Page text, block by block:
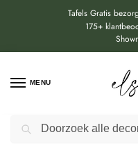
Tafels Gratis
175+
MENU
Door de bouwvakperiode
circa 3 weken bovenop de